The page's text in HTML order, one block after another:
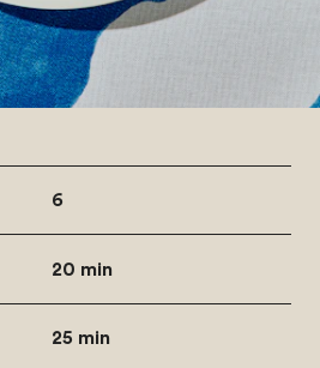
6
20 min
25 min